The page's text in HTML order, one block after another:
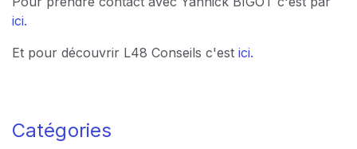
ici.
Et pour découvrir L48 Conseils c'est ici.